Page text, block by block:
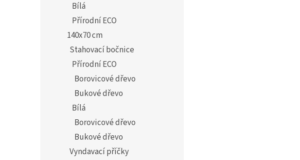
Bílá
Přírodní ECO
140x70 cm
Stahovací bočnice
Přírodní ECO
Borovicové dřevo
Bukové dřevo
Bílá
Borovicové dřevo
Bukové dřevo
Vyndavací příčky